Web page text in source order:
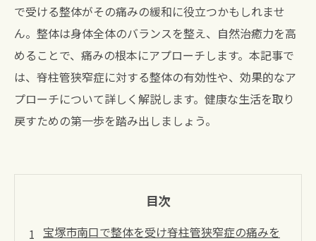
で受ける整体がその痛みの緩和に役立つかもしれませ
ん。整体は身体全体のバランスを整え、自然治癒力を高
めることで、痛みの根本にアプローチします。本記事で
は、脊柱管狭窄症に対する整体の有効性や、効果的なア
プローチについて詳しく解説します。健康な生活を取り
戻すための第一歩を踏み出しましょう。
目次
宝塚市南口で整体を受け脊柱管狭窄症の痛みを